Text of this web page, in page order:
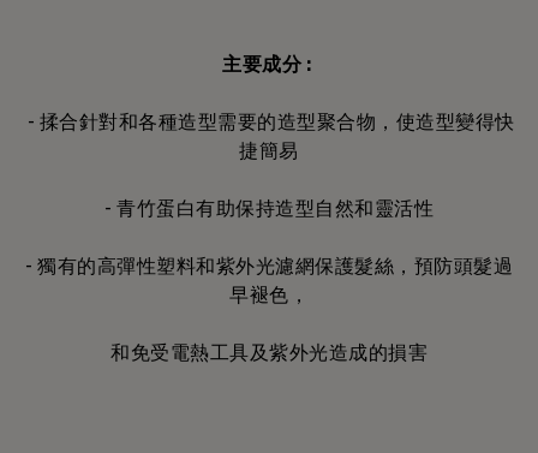
主要成分 :
- 揉合針對和各種造型需要的造型聚合物，使造型變得快
捷簡易
- 青竹蛋白有助保持造型自然和靈活性
- 獨有的高彈性塑料和紫外光濾網保護髮絲，預防頭髮過
早褪色，
和免受電熱工具及紫外光造成的損害